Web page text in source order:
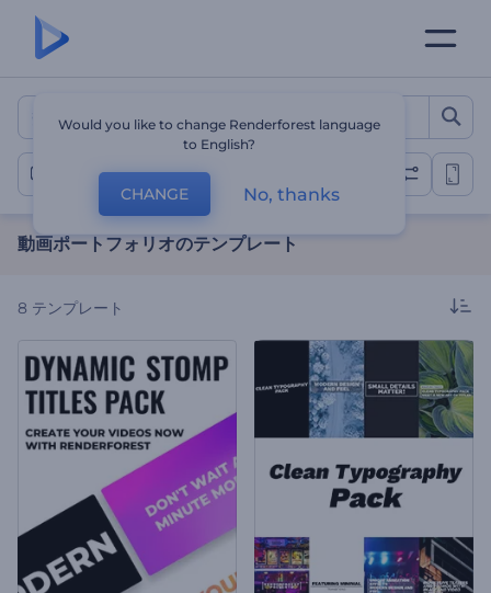
動画ポートフォリオのテンプ
動画ポートフォリオ
動画ポートフォリオのテンプレート
8 テンプレート
Would you like to change Renderforest language
to English?
CHANGE No, thanks